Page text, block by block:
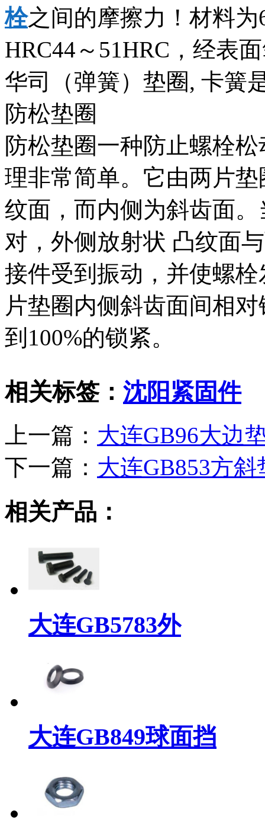
栓之间的摩擦力！材料
HRC44～51HRC，经表
华司（弹簧）垫圈, 卡簧
防松垫圈
防松垫圈一种防止螺栓
理非常简单。它由两片
纹面，而内侧为斜齿面
对，外侧放射状 凸纹面
接件受到振动，并使螺
片垫圈内侧斜齿面间相
到100%的锁紧。
相关标签： 沈阳紧固件
上一篇： 大连GB96大边
下一篇： 大连GB853方斜
相关产品：
大连GB5783外
大连GB849球面挡